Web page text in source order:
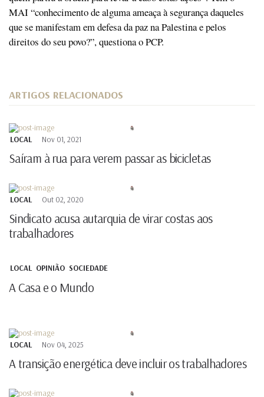
MAI “conhecimento de alguma ameaça à segurança daqueles
que se manifestam em defesa da paz na Palestina e pelos
direitos do seu povo?”, questiona o PCP.
ARTIGOS RELACIONADOS
LOCAL Nov 01, 2021
Saíram à rua para verem passar as bicicletas
LOCAL Out 02, 2020
Sindicato acusa autarquia de virar costas aos
trabalhadores
LOCAL OPINIÃO SOCIEDADE
A Casa e o Mundo
LOCAL Nov 04, 2025
A transição energética deve incluir os trabalhadores